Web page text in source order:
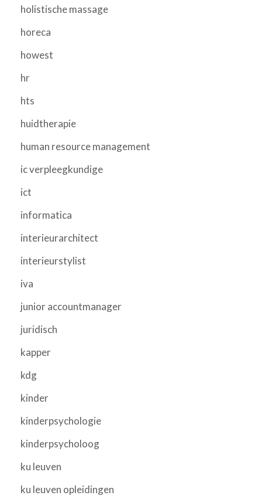
holistische massage
horeca
howest
hr
hts
huidtherapie
human resource management
ic verpleegkundige
ict
informatica
interieurarchitect
interieurstylist
iva
junior accountmanager
juridisch
kapper
kdg
kinder
kinderpsychologie
kinderpsycholoog
ku leuven
ku leuven opleidingen